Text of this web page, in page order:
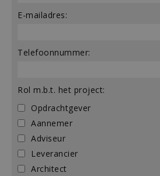
E-mailadres:
Telefoonnummer:
Rol m.b.t. het project:
Opdrachtgever
Aannemer
Adviseur
Leverancier
Architect